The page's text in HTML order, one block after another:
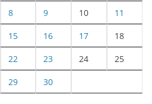
8 9 10 11
15 16 17 18
22 23 24 25
29 30